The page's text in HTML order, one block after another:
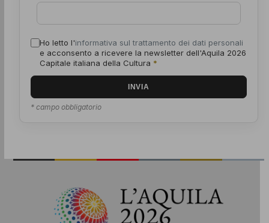
Ho letto l'informativa sul trattamento dei dati personali
e acconsento a ricevere la newsletter dell'Aquila 2026
Capitale italiana della Cultura *
* campo obbligatorio